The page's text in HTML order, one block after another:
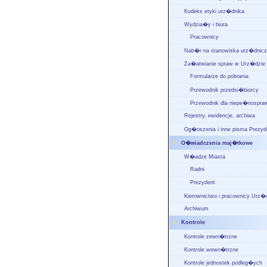
Kodeks etyki urz�dnika
Wydzia�y i biura
Pracownicy
Nab�r na stanowiska
Za�atwianie spraw w Urz�dzie
Formularze do pobrania
Przewodnik przedsi�biorcy
Przewodnik dla
Rejestry, ewidencje, archiwa
Og�oszenia i inne pisma
O�wiadczenia maj�tkowe
W�adze Miasta
Radni
Prezydent
Kierownictwo i pracownicy
Archiwum
Kontrole
Kontrole zewn�trzne
Kontrole wewn�trzne
Kontrole jednostek podleg�ych